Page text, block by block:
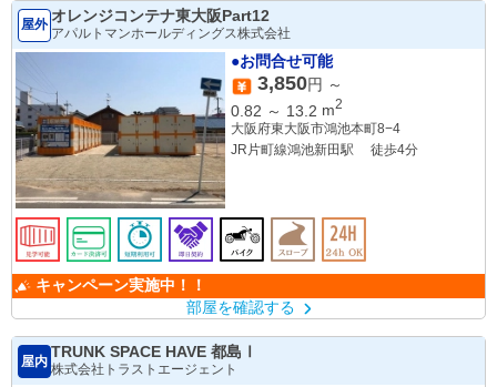
屋外 オレンジコンテナ東大阪Part12
アパルトマンホールディングス株式会社
●お問合せ可能
3,850円 ～
0.82 ～ 13.2 m2
大阪府東大阪市鴻池本町8−4
JR片町線鴻池新田駅 徒歩4分
キャンペーン実施中！！
部屋を確認する
屋内
TRUNK SPACE HAVE 都島Ⅰ
株式会社トラストエージェント